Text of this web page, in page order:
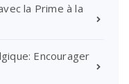
la Prime à la
Encourager